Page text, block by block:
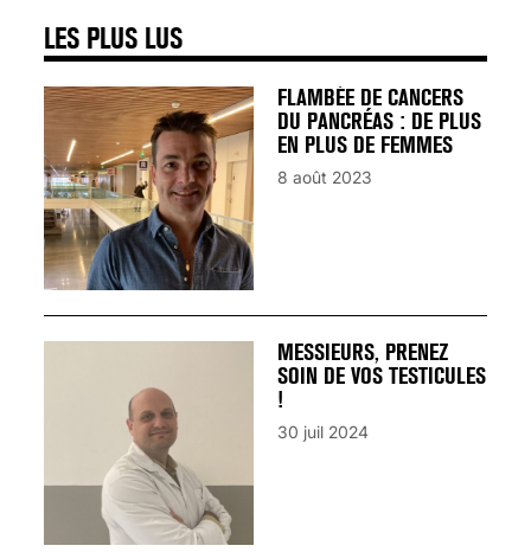
LES PLUS LUS
FLAMBÉE DE CANCERS
DU PANCRÉAS : DE PLUS
EN PLUS DE FEMMES
8 août 2023
MESSIEURS, PRENEZ
SOIN DE VOS TESTICULES
!
30 juil 2024